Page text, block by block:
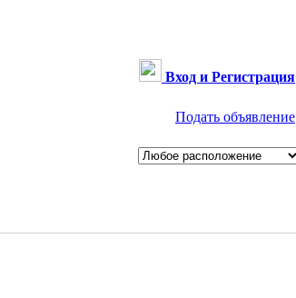
Вход и Регистрация
Подать объявление